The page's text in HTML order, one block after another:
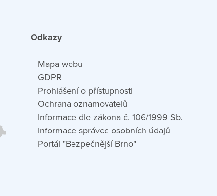
Odkazy
Mapa webu
GDPR
Prohlášení o přístupnosti
Ochrana oznamovatelů
Informace dle zákona č. 106/1999 Sb.
Informace správce osobních údajů
Portál "Bezpečnější Brno"